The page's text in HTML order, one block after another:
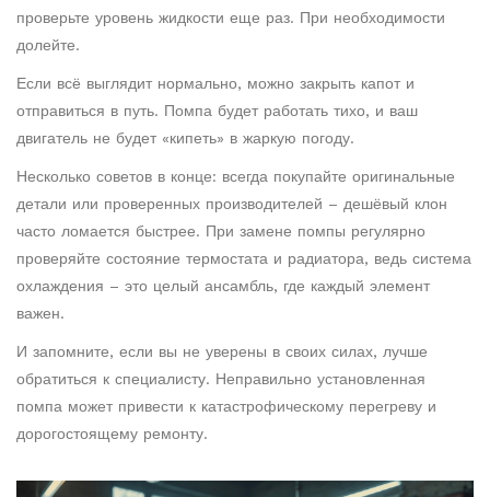
проверьте уровень жидкости еще раз. При необходимости
долейте.
Если всё выглядит нормально, можно закрыть капот и
отправиться в путь. Помпа будет работать тихо, и ваш
двигатель не будет «кипеть» в жаркую погоду.
Несколько советов в конце: всегда покупайте оригинальные
детали или проверенных производителей – дешёвый клон
часто ломается быстрее. При замене помпы регулярно
проверяйте состояние термостата и радиатора, ведь система
охлаждения – это целый ансамбль, где каждый элемент
важен.
И запомните, если вы не уверены в своих силах, лучше
обратиться к специалисту. Неправильно установленная
помпа может привести к катастрофическому перегреву и
дорогостоящему ремонту.